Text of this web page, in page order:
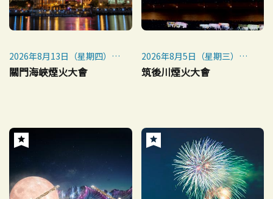
2026年8月13日（星期四）
（預定）
關門海峽煙火大會
2026年8月5日（星期三）
※小雨照常舉行。如遇惡劣天
氣，改為8月7日（星期五）
筑後川煙火大會